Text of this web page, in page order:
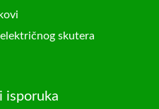
skutera
isporuka